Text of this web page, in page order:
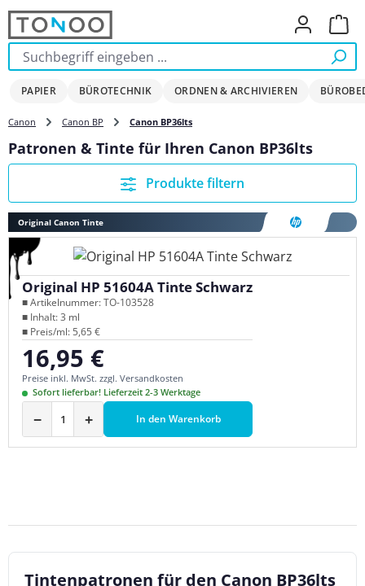
Zum Hauptinhalt springen
PAPIER BÜROTECHNIK ORDNEN & ARCHIVIEREN
Canon Canon BP Canon BP36lts
Patronen & Tinte für Ihren Canon BP36lts
Produkte filtern
Original Canon Tinte
Original HP 51604A Tinte Schwarz
■ Artikelnummer: TO-103528
■ Inhalt: 3 ml
■ Preis/ml: 5,65 €
Regulärer Preis:
16,95 €
Preise inkl. MwSt. zzgl. Versandkosten
Sofort lieferbar! Lieferzeit 2-3 Werktage
− + In den Warenkorb
Tintenpatronen für den Canon BP36lts